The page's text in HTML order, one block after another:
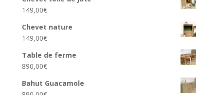
149,00€
Chevet nature
149,00€
Table de ferme
890,00€
Bahut Guacamole